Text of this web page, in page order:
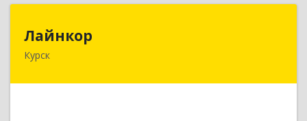
Лайнкор
Курск
305021, Курская обл, Курск г, Победы пр-кт, дом